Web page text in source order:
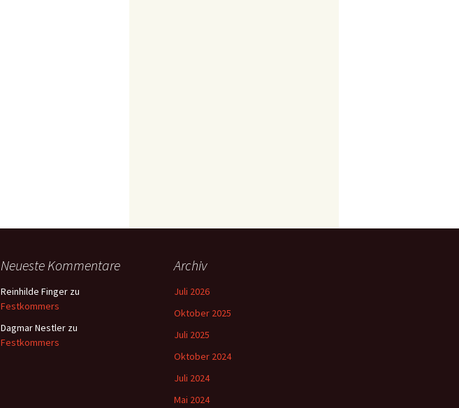
Neueste Kommentare
Reinhilde Finger zu
Festkommers
Dagmar Nestler zu
Festkommers
Archiv
Juli 2026
Oktober 2025
Juli 2025
Oktober 2024
Juli 2024
Mai 2024